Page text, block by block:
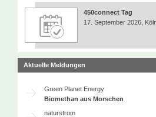
450connect Tag
17. September 2026,
Aktuelle Meldungen
Green Planet Energy
Biomethan aus Morschen
naturstrom